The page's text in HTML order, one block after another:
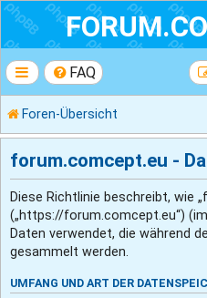
FAQ
Foren-Übersicht
forum.comcept.eu -
Diese Richtlinie beschreibt, wie
(„https://forum.comcept.eu“)
Daten verwendet, die während
gesammelt werden.
UMFANG UND ART DER